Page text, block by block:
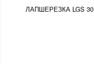
ЛАПШЕРЕЗКА LGS 30